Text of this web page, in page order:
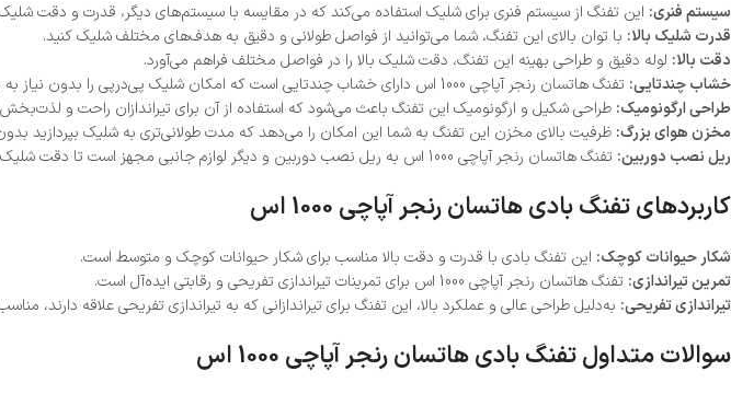
سیستم فنری: این تفنگ از سیستم فنری برای شلیک استفاده می‌کند که در مقایسه با سیستم‌های دیگر، قدرت و دقت شلیک
قدرت شلیک بالا: با توان بالای این تفنگ، شما می‌توانید از فواصل طولانی و دقیق به هدف‌های مختلف شلیک کنید.
دقت بالا: لوله دقیق و طراحی بهینه این تفنگ، دقت شلیک بالا را در فواصل مختلف فراهم می‌آورد.
خشاب چندتایی: تفنگ هاتسان رنجر آپاچی 1000 اس دارای خشاب چندتایی است که امکان شلیک پی‌درپی را بدون نیاز به بارگذاری مجدد فراهم می‌کند.
طراحی ارگونومیک: طراحی شکیل و ارگونومیک این تفنگ باعث می‌شود که استفاده از آن برای تیراندازان راحت و
مخزن هوای بزرگ: ظرفیت بالای مخزن این تفنگ به شما این امکان را می‌دهد که مدت طولانی‌تری به شلیک بپردازید
ریل نصب دوربین: تفنگ هاتسان رنجر آپاچی 1000 اس به ریل نصب دوربین و دیگر لوازم جانبی مجهز است تا دقت شلیک شما را افزایش دهد.
کاربردهای تفنگ بادی هاتسان رنجر آپاچی 1000 اس
شکار حیوانات کوچک: این تفنگ بادی با قدرت و دقت بالا مناسب برای شکار حیوانات کوچک و متوسط است.
تمرین تیراندازی: تفنگ هاتسان رنجر آپاچی 1000 اس برای تمرینات تیراندازی تفریحی و رقابتی ایده‌آل است.
تیراندازی تفریحی: به‌دلیل طراحی عالی و عملکرد بالا، این تفنگ برای تیراندازانی که به تیراندازی تفریحی علاقه دارند،
سوالات متداول تفنگ بادی هاتسان رنجر آپاچی 1000 اس